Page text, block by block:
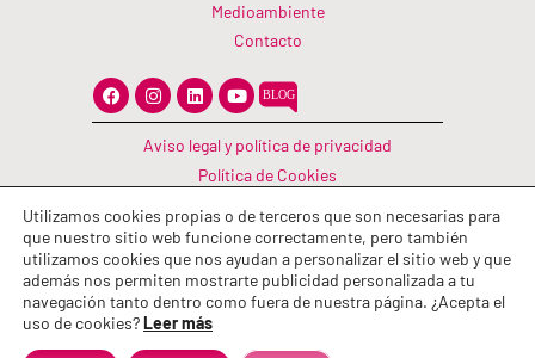
Medioambiente
Contacto
F
a
c
o
k
I
n
s
t
a
r
a
m
L
i
n
k
e
d
i
n
Y
o
u
t
u
b
e
Aviso legal y política de privacidad
Política de Cookies
Política de calidad
Utilizamos cookies propias o de terceros que son necesarias para
que nuestro sitio web funcione correctamente, pero también
utilizamos cookies que nos ayudan a personalizar el sitio web y que
además nos permiten mostrarte publicidad personalizada a tu
navegación tanto dentro como fuera de nuestra página. ¿Acepta el
uso de cookies?Leer más